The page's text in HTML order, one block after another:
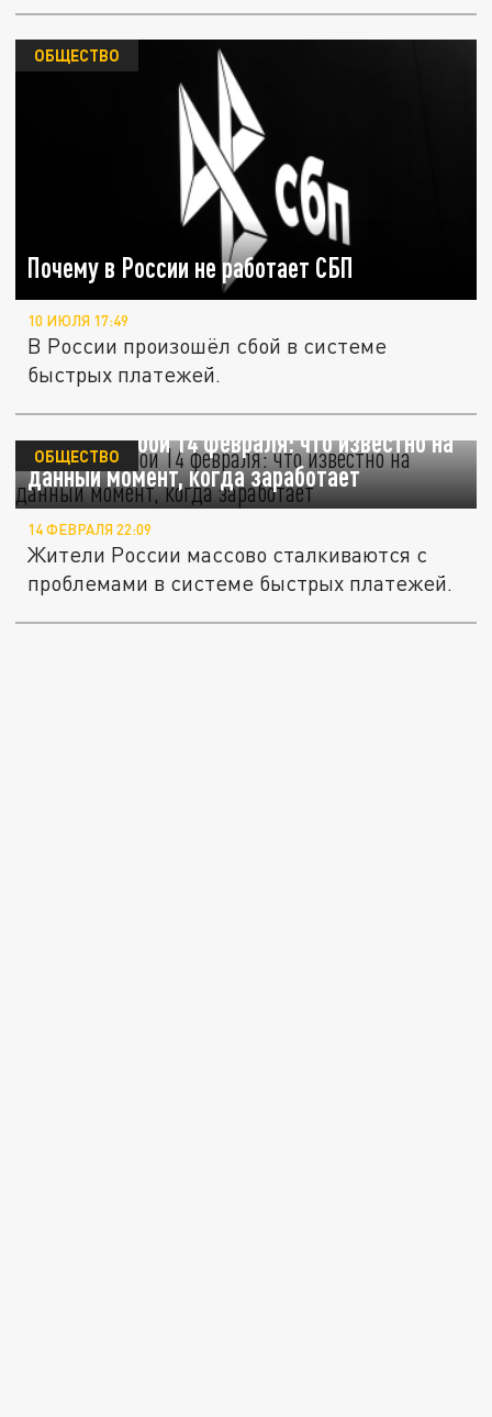
Почему в России не работает СБП
ОБЩЕСТВО
10 ИЮЛЯ 17:49
В России произошёл сбой в системе
быстрых платежей.
СБП дала сбой 14 февраля: что известно на
данный момент, когда заработает
ОБЩЕСТВО
14 ФЕВРАЛЯ 22:09
Жители России массово сталкиваются с
проблемами в системе быстрых платежей.